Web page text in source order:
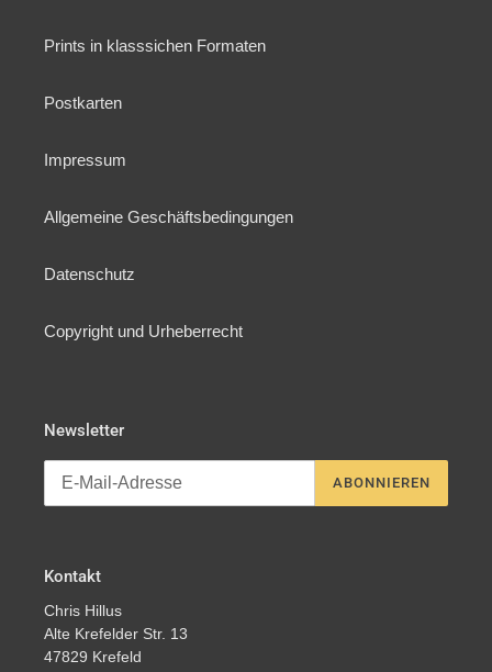
Prints in klasssichen Formaten
Postkarten
Impressum
Allgemeine Geschäftsbedingungen
Datenschutz
Copyright und Urheberrecht
Newsletter
ABONNIEREN
Kontakt
Chris Hillus
Alte Krefelder Str. 13
47829 Krefeld